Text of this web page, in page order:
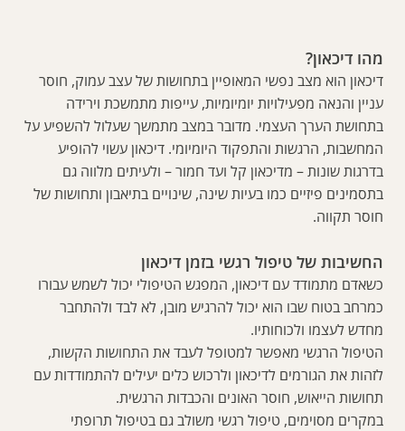
מהו דיכאון?
דיכאון הוא מצב נפשי המאופיין בתחושות של עצב עמוק, חוסר
עניין והנאה מפעילויות יומיומיות, עייפות מתמשכת וירידה
בתחושת הערך העצמי. מדובר במצב מתמשך שעלול להשפיע על
המחשבות, הרגשות והתפקוד היומיומי. דיכאון עשוי להופיע
בדרגות שונות – מדיכאון קל ועד חמור – ולעיתים מלווה גם
בתסמינים פיזיים כמו בעיות שינה, שינויים בתיאבון ותחושות של
חוסר תקווה.
החשיבות של טיפול רגשי בזמן דיכאון
כשאדם מתמודד עם דיכאון, המפגש הטיפולי יכול לשמש עבורו
כמרחב בטוח שבו הוא יכול להרגיש מובן, לא לבד ולהתחבר
מחדש לעצמו ולכוחותיו.
הטיפול הרגשי מאפשר למטופל לעבד את התחושות הקשות,
לזהות את הגורמים לדיכאון ולרכוש כלים יעילים להתמודדות עם
תחושות הייאוש, חוסר האונים והכבדות הרגשית.
במקרים מסוימים, טיפול רגשי משולב גם בטיפול תרופתי